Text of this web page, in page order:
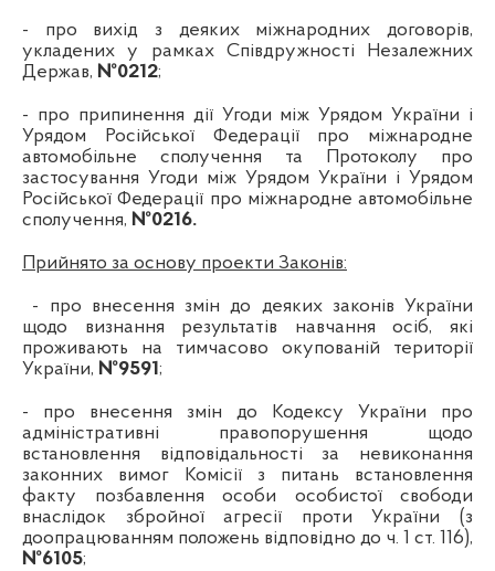
- про вихід з деяких міжнародних договорів,
укладених у рамках Співдружності Незалежних
Держав, №0212;
- про припинення дії Угоди між Урядом України і
Урядом Російської Федерації про міжнародне
автомобільне сполучення та Протоколу про
застосування Угоди між Урядом України і Урядом
Російської Федерації про міжнародне автомобільне
сполучення, №0216.
Прийнято за основу проекти Законів:
- про внесення змін до деяких законів України
щодо визнання результатів навчання осіб, які
проживають на тимчасово окупованій території
України, №9591;
- про внесення змін до Кодексу України про
адміністративні правопорушення щодо
встановлення відповідальності за невиконання
законних вимог Комісії з питань встановлення
факту позбавлення особи особистої свободи
внаслідок збройної агресії проти України (з
доопрацюванням положень відповідно до ч. 1 ст. 116),
№6105;